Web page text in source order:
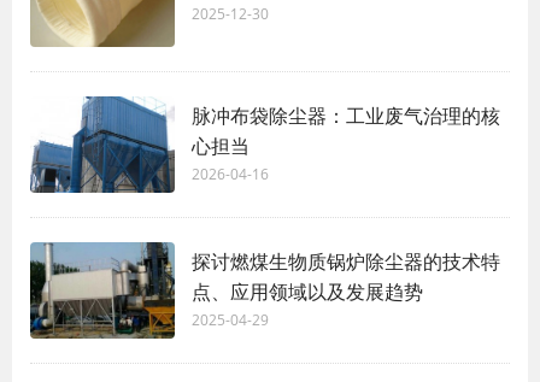
2025-12-30
脉冲布袋除尘器：工业废气治理的核
心担当
2026-04-16
探讨燃煤生物质锅炉除尘器的技术特
点、应用领域以及发展趋势
2025-04-29